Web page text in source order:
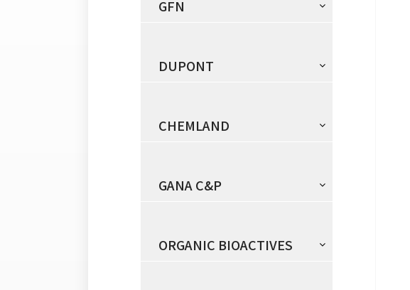
GFN
DUPONT
CHEMLAND
GANA C&P
ORGANIC BIOACTIVES